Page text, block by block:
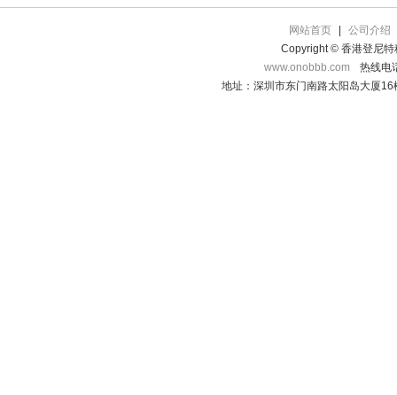
网站首页
公司介绍
Copyright © 香港登尼特
www.onobbb.com
热线电
地址：深圳市东门南路太阳岛大厦